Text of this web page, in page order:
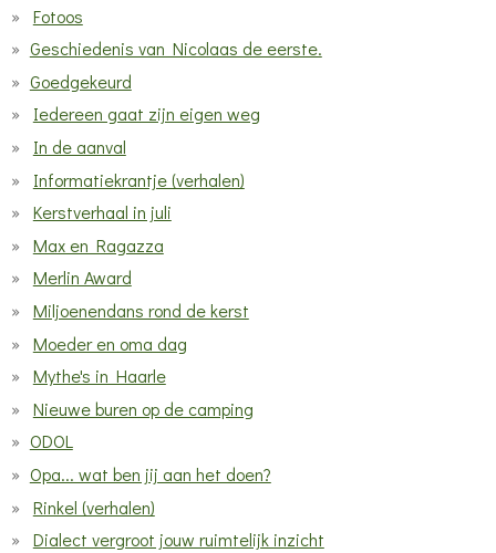
Fotoos
Geschiedenis van Nicolaas de eerste.
Goedgekeurd
Iedereen gaat zijn eigen weg
In de aanval
Informatiekrantje (verhalen)
Kerstverhaal in juli
Max en Ragazza
Merlin Award
Miljoenendans rond de kerst
Moeder en oma dag
Mythe's in Haarle
Nieuwe buren op de camping
ODOL
Opa... wat ben jij aan het doen?
Rinkel (verhalen)
Dialect vergroot jouw ruimtelijk inzicht